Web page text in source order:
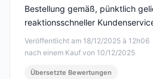
Veröffentlicht am 18/12/2025 à 12h06
nach einem Kauf von 10/12/2025
Bestellung gemäß, pünktlich
reaktionsschneller
Übersetzte Bewertungen